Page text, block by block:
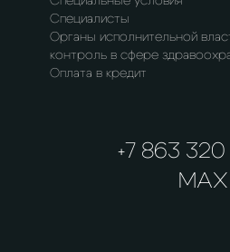
Специалисты
Органы исполнительной
контроль в сфере
Оплата в кредит
+7 863
MAX